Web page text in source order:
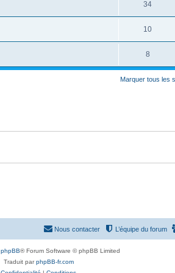
s
s
s
n
s
s
o
n
34R
é
n
s
10R
é
o
8R
é
s
s
Marquer tous les
L’équipe du forum
Nous contacter
phpBB® Forum Software © phpBB Limited
Traduit parphpBB-fr.com